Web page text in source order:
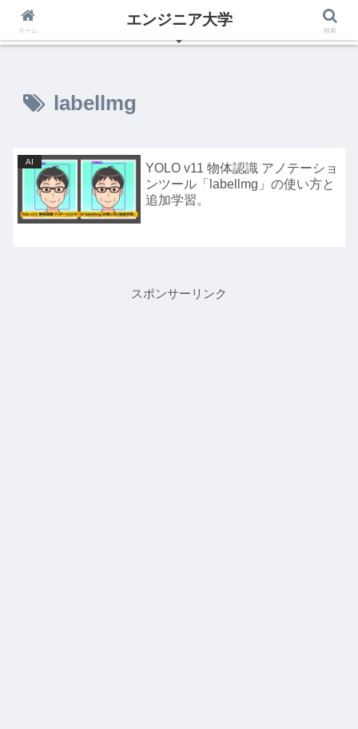
いつからでも夢は叶えられる、エンジニアの為のブログ
labellmg
AI
YOLO v11 物体認識 アノテーショ
ンツール「labellmg」の使い方と
追加学習。
スポンサーリンク
ホーム
エンジニア大学
検索